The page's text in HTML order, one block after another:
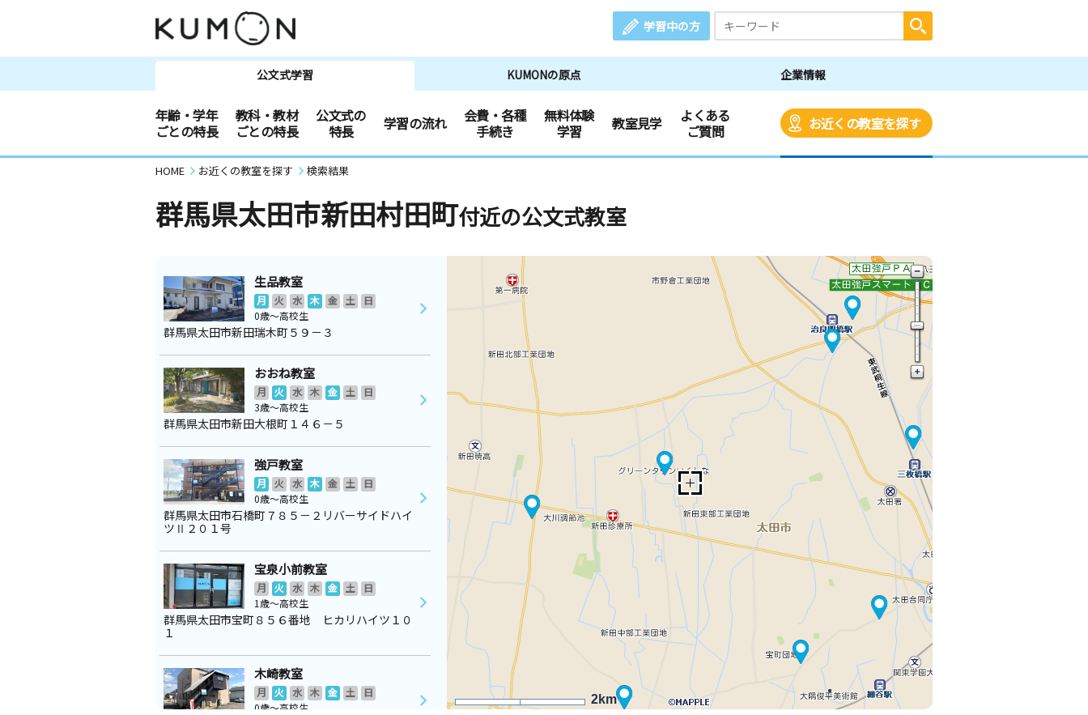
学習中の方
公文式学習 KUMONの原点 企業情報
年齢・学年
ごとの特長
教科・教材
ごとの特長
公文式の
特長
学習の流れ
会費・各種
手続き
無料体験
学習
教室見学
よくある
ご質問
お近くの教室を探す
HOME お近くの教室を探す 検索結果
群馬県太田市新田村田町付近の公文式教室
2km
生品教室
月 火 水 木 金 土
日
0歳～高校生
群馬県太田市新田瑞木町５９－３
おおね教室
月 火 水 木 金 土
日
3歳～高校生
群馬県太田市新田大根町１４６－５
強戸教室
月 火 水 木 金 土
日
0歳～高校生
群馬県太田市石橋町７８５－２リバーサイドハイ
ツⅡ２０１号
宝泉小前教室
月 火 水 木 金 土
日
1歳～高校生
群馬県太田市宝町８５６番地 ヒカリハイツ１０
１
木崎教室
月 火 水 木 金 土
日
0歳～高校生